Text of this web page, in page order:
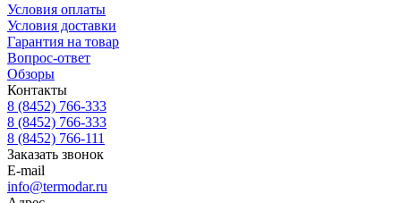
Условия оплаты
Условия доставки
Гарантия на товар
Вопрос-ответ
Обзоры
Контакты
8 (8452) 766-333
8 (8452) 766-333
8 (8452) 766-111
Заказать звонок
E-mail
info@termodar.ru